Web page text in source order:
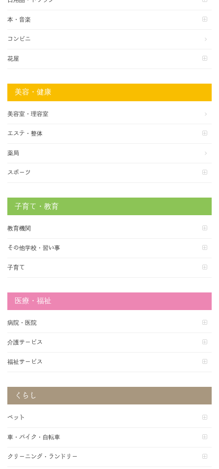
本・音楽
コンビニ
花屋
美容・健康
美容室・理容室
エステ・整体
薬局
スポーツ
子育て・教育
教育機関
その他学校・習い事
子育て
医療・福祉
病院・医院
介護サービス
福祉サービス
くらし
ペット
車・バイク・自転車
クリーニング・ランドリー